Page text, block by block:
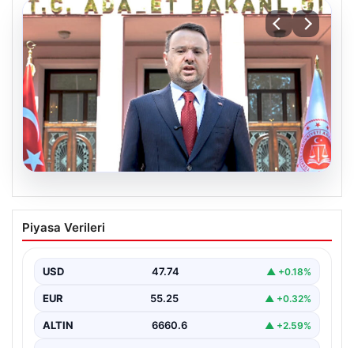
06.08.2026
Bakan Gürlek’ten Çerçeve Yasa
Açıklaması: “Tüm İşlemler Hukuk
Yürütülecek”
Adalet Bakanı Akın Gürlek, terörle mücadelede yeni bir
dönemi başlatacak çerçeve yasanın Meclis'te kabul…
Piyasa Verileri
USD 47.74 ▲ +0.18%
EUR 55.25 ▲ +0.32%
ALTIN 6660.6 ▲ +2.59%